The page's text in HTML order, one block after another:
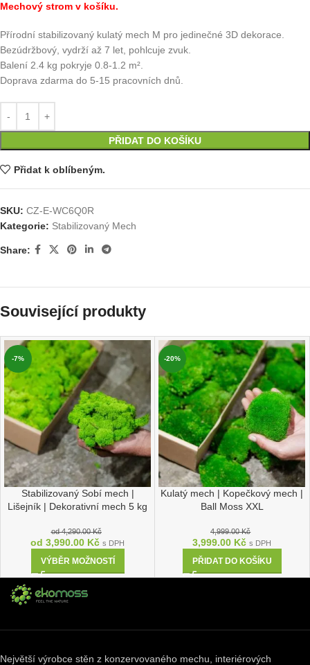
Mechový strom v košíku.
Přírodní stabilizovaný kulatý mech M pro jedinečné 3D dekorace.
Bezúdržbový, vydrží až 7 let, pohlcuje zvuk.
Balení 2.4 kg pokryje 0.8-1.2 m².
Doprava zdarma do 5-15 pracovních dnů.
PŘIDAT DO KOŠÍKU
Přidat k oblíbeným.
SKU: CZ-E-WC6Q0R
Kategorie: Stabilizovaný Mech
Share:
Související produkty
-7%
Stabilizovaný Sobí mech |
Lišejník | Dekorativní mech 5 kg
od4,290.00Kč
od 3,990.00 Kč s DPH
VÝBĚR MOŽNOSTÍ
-20%
Kulatý mech | Kopečkový mech |
Ball Moss XXL
4,999.00Kč
3,999.00 Kč s DPH
PŘIDAT DO KOŠÍKU
Největší výrobce stěn z konzervovaného mechu, interiérových